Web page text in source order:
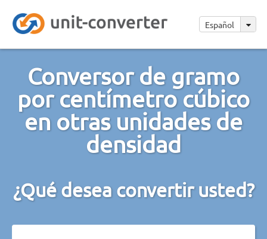
Español
Conversor de gramo
por centímetro cúbico
en otras unidades de
densidad
¿Qué desea convertir usted?